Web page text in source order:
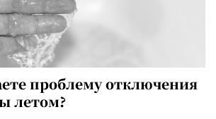
проблему отключения
летом?